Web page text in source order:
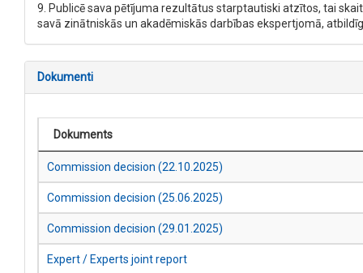
9. Publicē sava pētījuma rezultātus starptautiski atzītos, tai
savā zinātniskās un akadēmiskās darbības ekspertjomā,
Dokumenti
Dokuments
Commission decision (22.10.2025)
Commission decision (25.06.2025)
Commission decision (29.01.2025)
Expert / Experts joint report